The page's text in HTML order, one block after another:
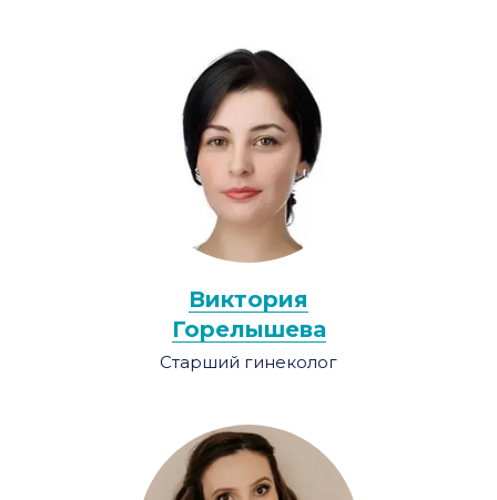
Виктория
Горелышева
Старший гинеколог